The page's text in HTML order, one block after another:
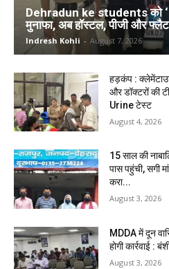
Dehradun ke students को
मुनाफा, अब हॉस्टल, पीजी और
Indresh Kohli - August 7, 2026
हड़कंप :
और डॉक्टरों की
Urine टेस्ट
August 4, 2026
15 साल की
पास पहुंची, सगी
करा...
August 3, 2026
MDDA में दून
होगी कार्रवाई :
August 3, 2026